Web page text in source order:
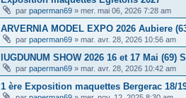
par paperman69 » mer. mai 06, 2026 7:28 am
ARVERNIA MODEL EXPO 2026 Aubiere
par paperman69 » mar. avr. 28, 2026 10:56 am
lUGDUNUM SHOW 2026 16 et 17 Mai (69)
par paperman69 » mar. avr. 28, 2026 10:42 am
1 ère Exposition maquettes Bergerac 18/